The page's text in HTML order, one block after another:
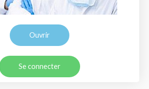
Ouvrir
Se connecter